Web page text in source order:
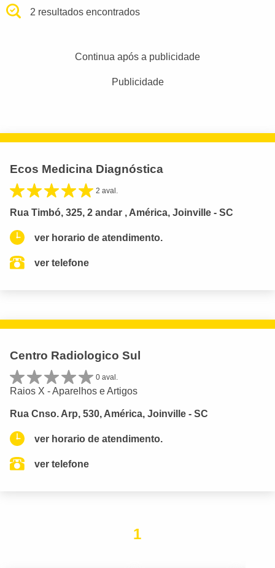
2 resultados encontrados
Continua após a publicidade
Publicidade
Ecos Medicina Diagnóstica
2 aval.
Rua Timbó, 325, 2 andar , América, Joinville - SC
ver horario de atendimento.
ver telefone
Centro Radiologico Sul
0 aval.
Raios X - Aparelhos e Artigos
Rua Cnso. Arp, 530, América, Joinville - SC
ver horario de atendimento.
ver telefone
1